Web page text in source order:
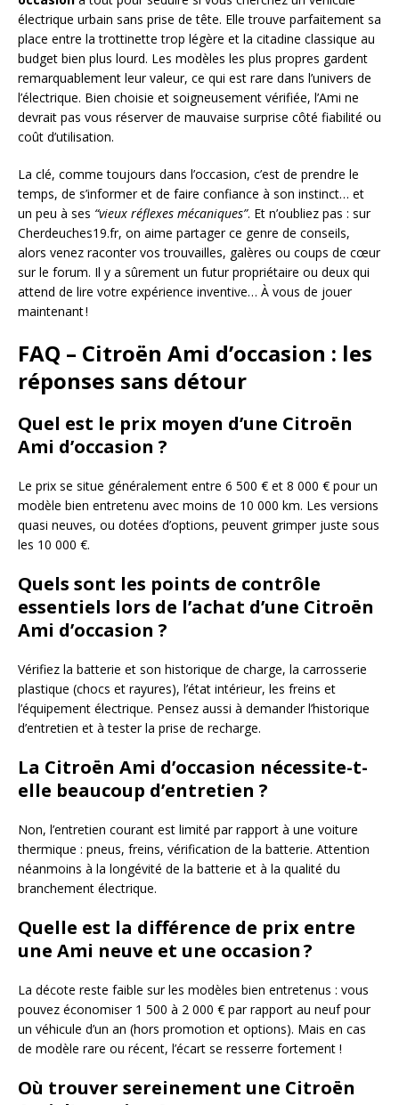
électrique urbain sans prise de tête. Elle trouve parfaitement sa
place entre la trottinette trop légère et la citadine classique au
budget bien plus lourd. Les modèles les plus propres gardent
remarquablement leur valeur, ce qui est rare dans l’univers de
l’électrique. Bien choisie et soigneusement vérifiée, l’Ami ne
devrait pas vous réserver de mauvaise surprise côté fiabilité ou
coût d’utilisation.
La clé, comme toujours dans l’occasion, c’est de prendre le
temps, de s’informer et de faire confiance à son instinct… et
un peu à ses “vieux réflexes mécaniques”. Et n’oubliez pas : sur
Cherdeuches19.fr, on aime partager ce genre de conseils,
alors venez raconter vos trouvailles, galères ou coups de cœur
sur le forum. Il y a sûrement un futur propriétaire ou deux qui
attend de lire votre expérience inventive… À vous de jouer
maintenant !
FAQ – Citroën Ami d’occasion : les
réponses sans détour
Quel est le prix moyen d’une Citroën
Ami d’occasion ?
Le prix se situe généralement entre 6 500 € et 8 000 € pour un
modèle bien entretenu avec moins de 10 000 km. Les versions
quasi neuves, ou dotées d’options, peuvent grimper juste sous
les 10 000 €.
Quels sont les points de contrôle
essentiels lors de l’achat d’une Citroën
Ami d’occasion ?
Vérifiez la batterie et son historique de charge, la carrosserie
plastique (chocs et rayures), l’état intérieur, les freins et
l’équipement électrique. Pensez aussi à demander l’historique
d’entretien et à tester la prise de recharge.
La Citroën Ami d’occasion nécessite-t-
elle beaucoup d’entretien ?
Non, l’entretien courant est limité par rapport à une voiture
thermique : pneus, freins, vérification de la batterie. Attention
néanmoins à la longévité de la batterie et à la qualité du
branchement électrique.
Quelle est la différence de prix entre
une Ami neuve et une occasion ?
La décote reste faible sur les modèles bien entretenus : vous
pouvez économiser 1 500 à 2 000 € par rapport au neuf pour
un véhicule d’un an (hors promotion et options). Mais en cas
de modèle rare ou récent, l’écart se resserre fortement !
Où trouver sereinement une Citroën